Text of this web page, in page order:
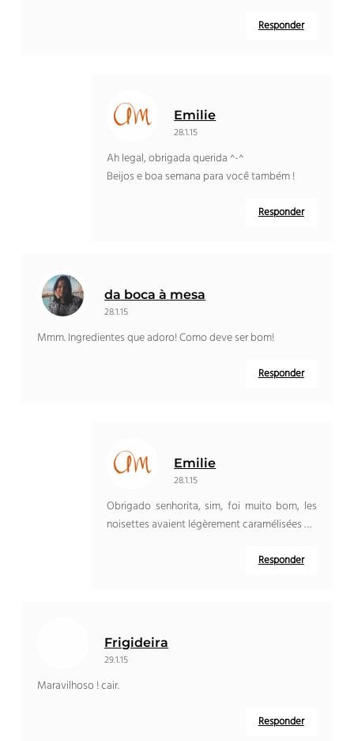
Responder
Emilie
28.1.15
Ah legal, obrigada querida ^-^
Beijos e boa semana para você também !
Responder
da boca à mesa
28.1.15
Mmm. Ingredientes que adoro! Como deve ser bom!
Responder
Emilie
28.1.15
Obrigado senhorita, sim, foi muito bom, les
noisettes avaient légèrement caramélisées…
Responder
Frigideira
29.1.15
Maravilhoso ! cair.
Responder